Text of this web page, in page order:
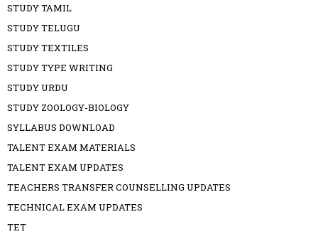
STUDY TAMIL
STUDY TELUGU
STUDY TEXTILES
STUDY TYPE WRITING
STUDY URDU
STUDY ZOOLOGY-BIOLOGY
SYLLABUS DOWNLOAD
TALENT EXAM MATERIALS
TALENT EXAM UPDATES
TEACHERS TRANSFER COUNSELLING UPDATES
TECHNICAL EXAM UPDATES
TET